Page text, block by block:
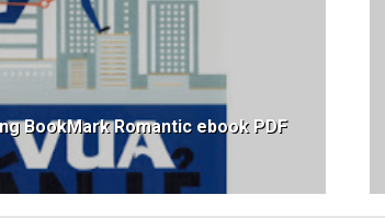
BookMark Romantic ebook PDF